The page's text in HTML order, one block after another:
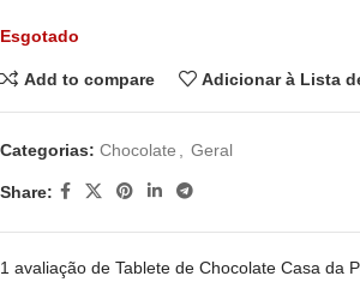
Esgotado
Add to compare Adicionar à Lista
Categorias: Chocolate , Geral
Share:
1 avaliação de Tablete de Chocolate Casa da